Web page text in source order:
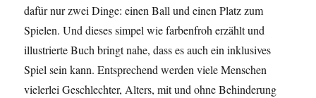
dafür nur zwei Dinge: einen Ball und einen Platz zum
Spielen. Und dieses simpel wie farbenfroh erzählt und
illustrierte Buch bringt nahe, dass es auch ein inklusives
Spiel sein kann. Entsprechend werden viele Menschen
vielerlei Geschlechter, Alters, mit und ohne Behinderung